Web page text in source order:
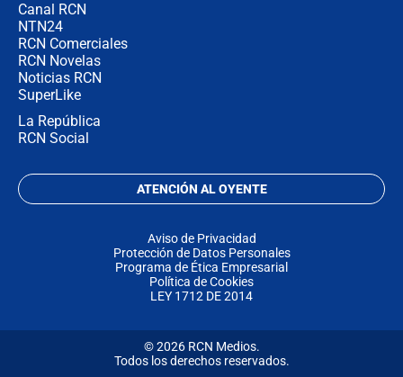
Canal RCN
NTN24
RCN Comerciales
RCN Novelas
Noticias RCN
SuperLike
La República
RCN Social
ATENCIÓN AL OYENTE
Aviso de Privacidad
Protección de Datos Personales
Programa de Ética Empresarial
Política de Cookies
LEY 1712 DE 2014
© 2026 RCN Medios.
Todos los derechos reservados.